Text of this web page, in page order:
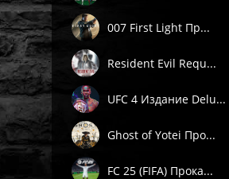
007 First Light Пр...
Resident Evil Requ...
UFC 4 Издание Delu...
Ghost of Yotei Про...
FC 25 (FIFA) Прока...